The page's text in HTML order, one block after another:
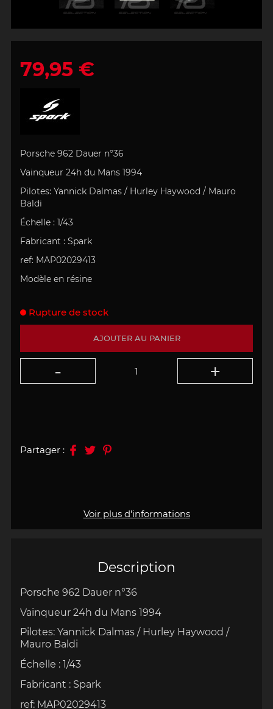
Description
Porsche 962 Dauer n°36
Vainqueur 24h du Mans 1994
Pilotes: Yannick Dalmas / Hurley Haywood /
Mauro Baldi
Échelle : 1/43
Fabricant : Spark
ref: MAP02029413
79,95 €
Porsche 962 Dauer n°36
Vainqueur 24h du Mans 1994
Pilotes: Yannick Dalmas / Hurley Haywood / Mauro
Baldi
Échelle : 1/43
Fabricant : Spark
ref: MAP02029413
Modèle en résine
Voir plus d'informations
AJOUTER AU PANIER
Rupture de stock
Partager :